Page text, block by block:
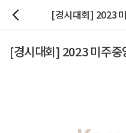
[경시대회] 2023 미주중